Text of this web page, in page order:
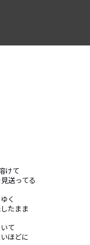
けて
送ってる
く
たまま
て
ほどに